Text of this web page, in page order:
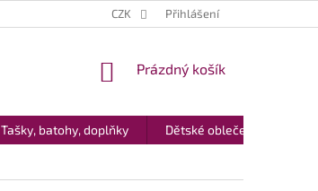
CZK Přihlášení
NÁKUPNÍ
Prázdný košík
Tašky, batohy, doplňky Dětské oblečení